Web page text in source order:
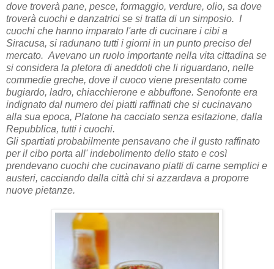
dove troverà pane, pesce, formaggio, verdure, olio, sa dove
troverà cuochi e danzatrici se si tratta di un simposio. I
cuochi che hanno imparato l'arte di cucinare i cibi a
Siracusa, si radunano tutti i giorni in un punto preciso del
mercato. Avevano un ruolo importante nella vita cittadina se
si considera la pletora di aneddoti che li riguardano, nelle
commedie greche, dove il cuoco viene presentato come
bugiardo, ladro, chiacchierone e abbuffone. Senofonte era
indignato dal numero dei piatti raffinati che si cucinavano
alla sua epoca, Platone ha cacciato senza esitazione, dalla
Repubblica, tutti i cuochi.
Gli spartiati probabilmente pensavano che il gusto raffinato
per il cibo porta all' indebolimento dello stato e così
prendevano cuochi che cucinavano piatti di carne semplici e
austeri, cacciando dalla città chi si azzardava a proporre
nuove pietanze.